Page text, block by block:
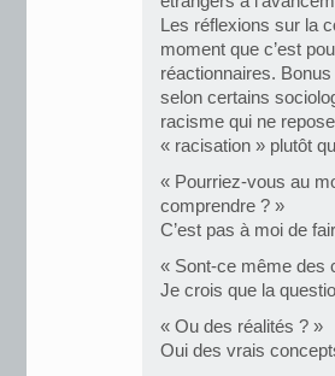
Les réflexions sur la
moment que c’est
réactionnaires.
selon certains
racisme qui ne
« racisation » plutôt
« Pourriez-vous au
comprendre ? »
C’est pas à moi de
« Sont-ce même des
Je crois que la
« Ou des réalités ? »
Oui des vrais